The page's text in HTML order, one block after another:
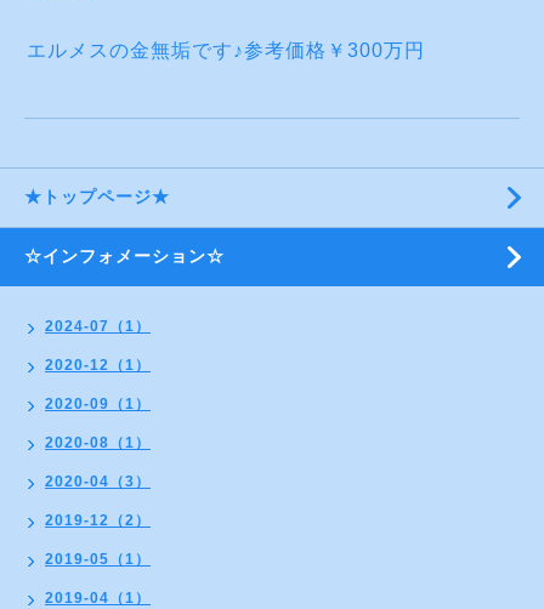
エルメスの金無垢です♪参考価格￥300万円
★トップページ★
☆インフォメーション☆
2024-07（1）
2020-12（1）
2020-09（1）
2020-08（1）
2020-04（3）
2019-12（2）
2019-05（1）
2019-04（1）